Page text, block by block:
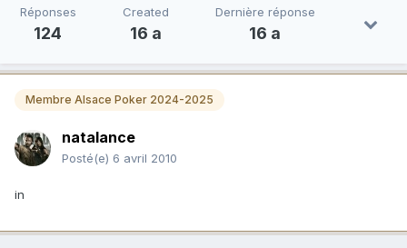
Réponses
124
Created
16 a
Dernière réponse
16 a
Membre Alsace Poker 2024-2025
natalance
Posté(e) 6 avril 2010
in